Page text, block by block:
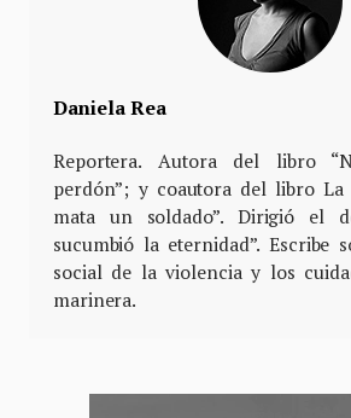
Daniela Rea
Reportera. Autora del libro
perdón”; y coautora del libro
mata un soldado”. Dirigió el
sucumbió la eternidad”. Escribe
social de la violencia y los
marinera.